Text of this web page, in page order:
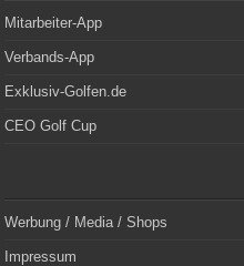
Mitarbeiter-App
Verbands-App
Exklusiv-Golfen.de
CEO Golf Cup
Werbung / Media / Shops
Impressum